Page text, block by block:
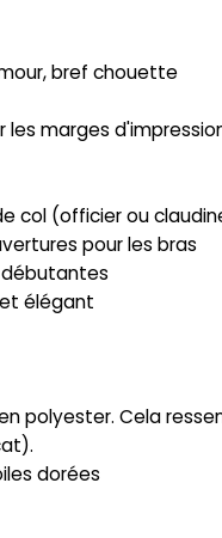
bref chouette
marges
col (officier ou
pour les bras
élégant
polyester. Cela
dorées